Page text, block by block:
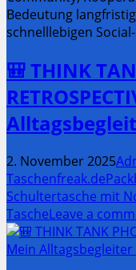
Bedeutung
schnelllebigen
🎒 THINK
2. November 2025
Taschenfreak.de
Schultertasche mit
TascheLeave a